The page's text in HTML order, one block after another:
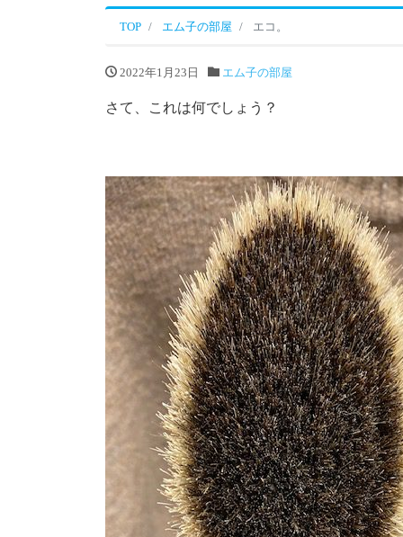
TOP エム子の部屋 エコ。
2022年1月23日 エム子の部屋
さて、これは何でしょう？